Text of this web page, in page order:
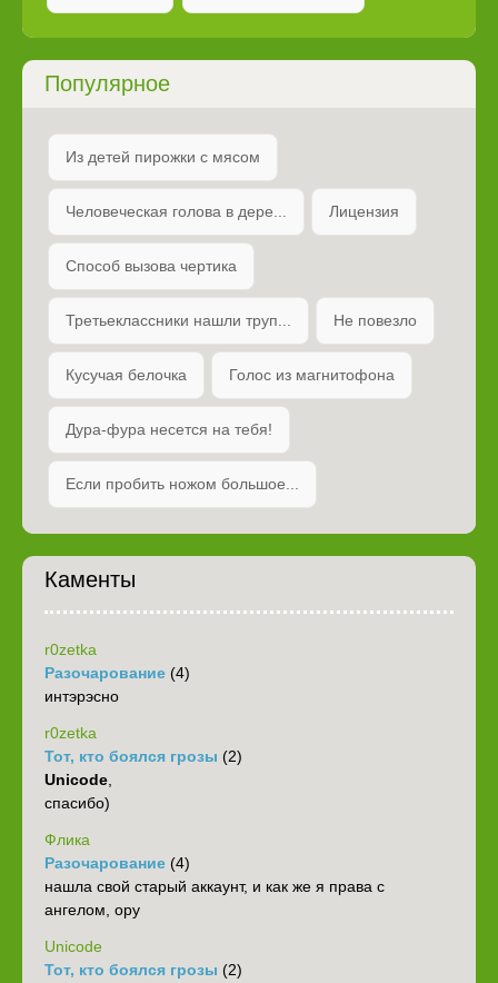
Популярное
Из детей пирожки с мясом
Человеческая голова в дере... Лицензия
Способ вызова чертика
Третьеклассники нашли труп... Не повезло
Кусучая белочка Голос из магнитофона
Дура-фура несется на тебя!
Если пробить ножом большое...
Каменты
r0zetka
Разочарование (4)
интэрэсно
r0zetka
Тот, кто боялся грозы (2)
Unicode
спасибо)
Флика
Разочарование (4)
нашла свой старый аккаунт, и как же я права с
ангелом, ору
Unicode
Тот, кто боялся грозы (2)